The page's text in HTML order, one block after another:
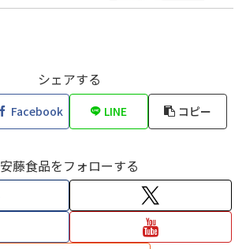
シェアする
Facebook LINE コピー
安藤食品をフォローする